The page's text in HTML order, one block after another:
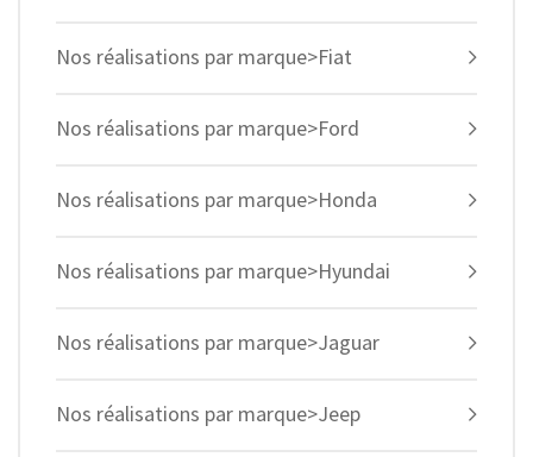
Nos réalisations par marque>Fiat
Nos réalisations par marque>Ford
Nos réalisations par marque>Honda
Nos réalisations par marque>Hyundai
Nos réalisations par marque>Jaguar
Nos réalisations par marque>Jeep